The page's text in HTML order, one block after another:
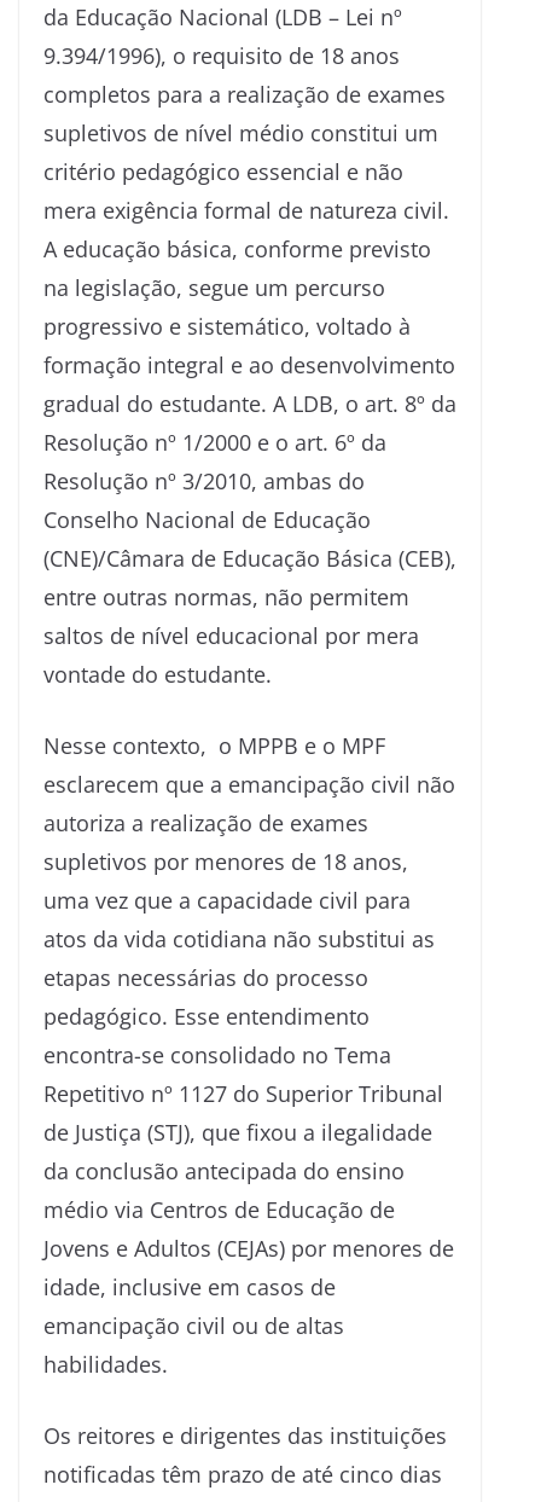
da Educação Nacional (LDB – Lei nº
9.394/1996), o requisito de 18 anos
completos para a realização de exames
supletivos de nível médio constitui um
critério pedagógico essencial e não
mera exigência formal de natureza civil.
A educação básica, conforme previsto
na legislação, segue um percurso
progressivo e sistemático, voltado à
formação integral e ao desenvolvimento
gradual do estudante. A LDB, o art. 8º da
Resolução nº 1/2000 e o art. 6º da
Resolução nº 3/2010, ambas do
Conselho Nacional de Educação
(CNE)/Câmara de Educação Básica (CEB),
entre outras normas, não permitem
saltos de nível educacional por mera
vontade do estudante.
Nesse contexto, o MPPB e o MPF
esclarecem que a emancipação civil não
autoriza a realização de exames
supletivos por menores de 18 anos,
uma vez que a capacidade civil para
atos da vida cotidiana não substitui as
etapas necessárias do processo
pedagógico. Esse entendimento
encontra-se consolidado no Tema
Repetitivo nº 1127 do Superior Tribunal
de Justiça (STJ), que fixou a ilegalidade
da conclusão antecipada do ensino
médio via Centros de Educação de
Jovens e Adultos (CEJAs) por menores de
idade, inclusive em casos de
emancipação civil ou de altas
habilidades.
Os reitores e dirigentes das instituições
notificadas têm prazo de até cinco dias